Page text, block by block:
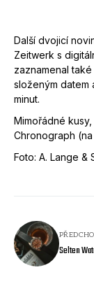
Další dvojicí
Zeitwerk s
zaznamenal
složeným datem
minut.
Mimořádné
Chronograph
Foto: A. Lange &
Selten